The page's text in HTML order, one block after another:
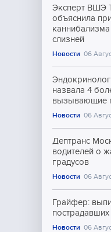
Эксперт ВШЭ
объяснила
каннибализма
слизней
Новости 06
назвала 4
вызывающие
Новости 06
Дептранс
водителей о
градусов
Новости 06
Грайфер:
Новости 06